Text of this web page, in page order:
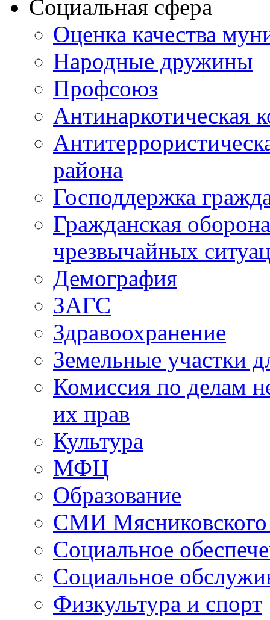
Социальная сфера
Оценка качества
Народные дружины
Профсоюз
Антинаркотическая
района
Господдержка
Гражданская
чрезвычайных
Демография
ЗАГС
Здравоохранение
Земельные участки
Комиссия по делам
их прав
Культура
МФЦ
Образование
СМИ Мясниковского
Социальное
Социальное
Физкультура и спорт